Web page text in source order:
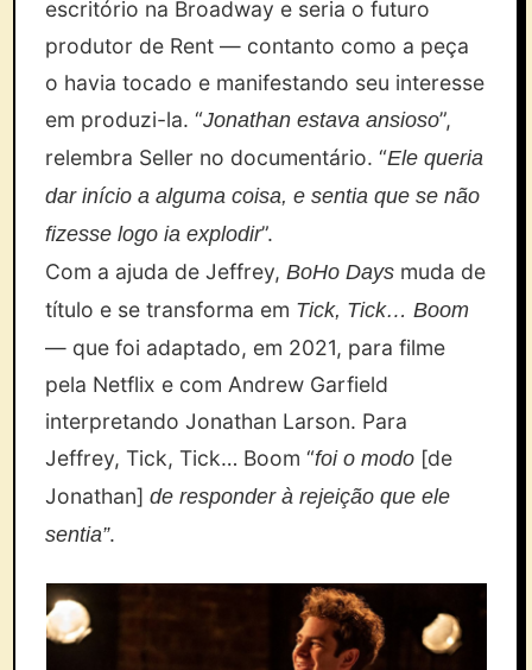
escritório na Broadway e seria o futuro
produtor de Rent — contanto como a peça
o havia tocado e manifestando seu interesse
em produzi-la. “Jonathan estava ansioso”,
relembra Seller no documentário. “Ele queria
dar início a alguma coisa, e sentia que se não
fizesse logo ia explodir”.
Com a ajuda de Jeffrey,BoHo Days muda de
título e se transforma em Tick, Tick… Boom
— que foi adaptado, em 2021, para filme
pela Netflix e com Andrew Garfield
interpretando Jonathan Larson. Para
Jeffrey, Tick, Tick… Boom “foi o modo [de
Jonathan]de responder à rejeição que ele
sentia”.